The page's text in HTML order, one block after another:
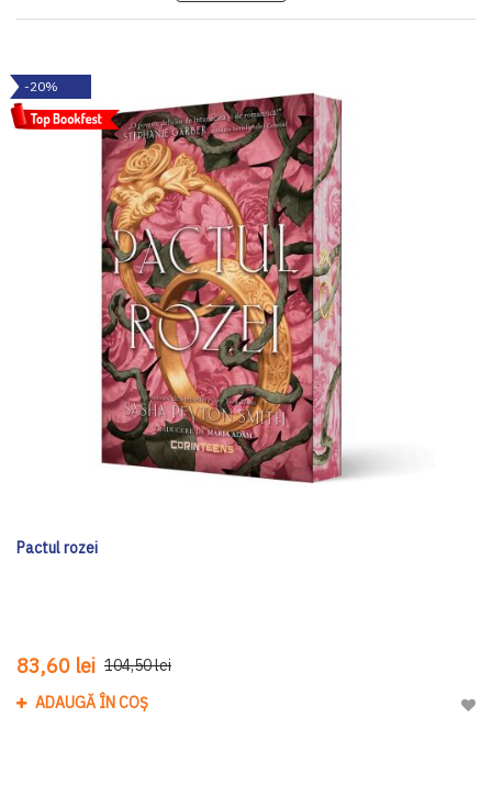
-20%
Pactul rozei
83,60 lei 104,50 lei
ADAUGĂ ÎN COȘ